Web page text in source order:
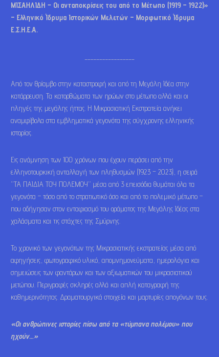
ΜΙΣΑΗΛΙΔΗ – Οι ανταποκρίσεις του από το Μέτωπο (1919 – 1922)»
– Ελληνικό Ίδρυμα Ιστορικών Μελετών – Μορφωτικό Ίδρυμα
Ε.Σ.Η.Ε.Α.
Από τον θρίαμβο στην καταστροφή και από τη Μεγάλη Ιδέα στην
κατάρρευση. Τα κατορθώματα των ηρώων στο μέτωπο αλλά και οι
πληγές της μεγάλης ήττας. Η Μικρασιατική Εκστρατεία ανήκει
αναμφίβολα στα εμβληματικά γεγονότα της σύγχρονης ελληνικής
ιστορίας.
Εις ανάμνηση των 100 χρόνων που έχουν περάσει από την
ελληνοτουρκική ανταλλαγή των πληθυσμών (1923 – 2023), η σειρά
“ΤΑ ΠΑΙΔΙΑ ΤΟΥ ΠΟΛΕΜΟΥ” μέσα από 3 επεισόδια θυμάται όλα τα
γεγονότα – τόσο από το στρατιωτικό όσο και από το πολεμικό μέτωπο –
που οδήγησαν στον ενταφιασμό του οράματος της Μεγάλης Ιδέας στα
χαλάσματα και τις στάχτες της Σμύρνης.
Το χρονικό των γεγονότων της Μικρασιατικής εκστρατείας μέσα από
αφηγήσεις, φωτογραφικό υλικό, απομνημονεύματα, ημερολόγια και
σημειώσεις των φαντάρων και των αξιωματικών του μικρασιατικού
μετώπου. Περιγραφές σκληρές αλλά και απλή καταγραφή της
καθημερινότητας. Δραματουργικά στοιχεία και μαρτυρίες απογόνων τους.
«Οι ανθρώπινες ιστορίες πίσω από τα «τύμπανα πολέμου» που
ηχούν…»